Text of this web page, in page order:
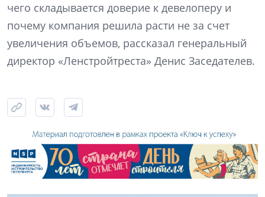
чего складывается доверие к девелоперу и
почему компания решила расти не за счет
увеличения объемов, рассказал генеральный
директор «Ленстройтреста» Денис Заседателев.